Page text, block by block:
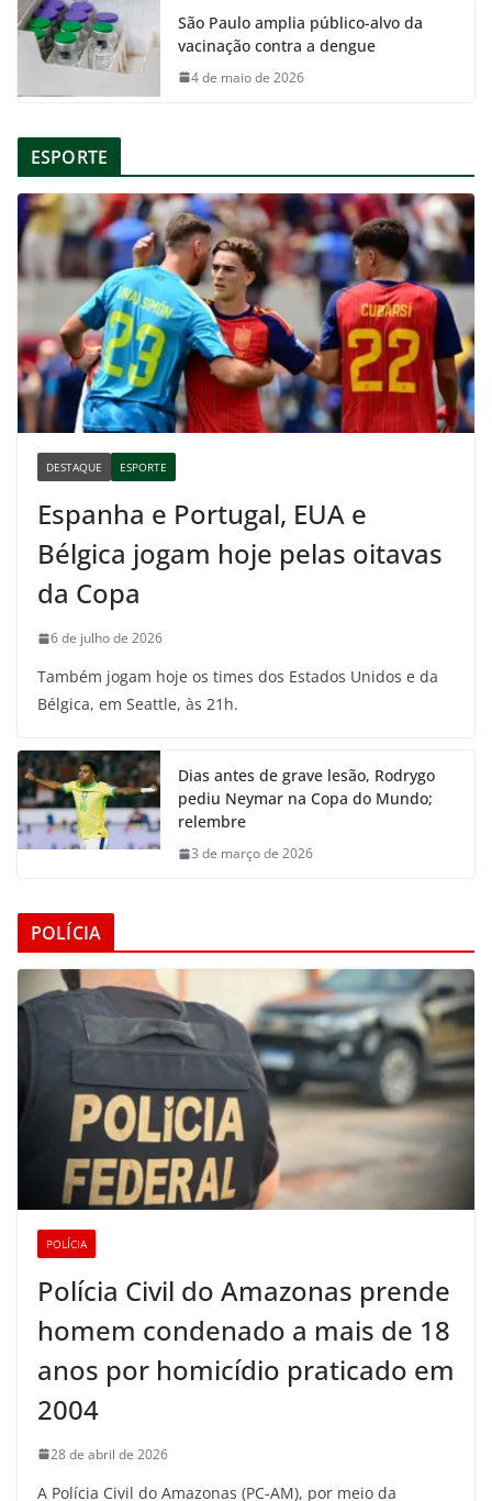
São Paulo amplia público-alvo da
vacinação contra a dengue
4 de maio de 2026
ESPORTE
DESTAQUE ESPORTE
Espanha e Portugal, EUA e
Bélgica jogam hoje pelas oitavas
da Copa
6 de julho de 2026
Também jogam hoje os times dos Estados Unidos e da
Bélgica, em Seattle, às 21h.
Dias antes de grave lesão, Rodrygo
pediu Neymar na Copa do Mundo;
relembre
3 de março de 2026
POLÍCIA
POLÍCIA
Polícia Civil do Amazonas prende
homem condenado a mais de 18
anos por homicídio praticado em
2004
28 de abril de 2026
A Polícia Civil do Amazonas (PC-AM), por meio da